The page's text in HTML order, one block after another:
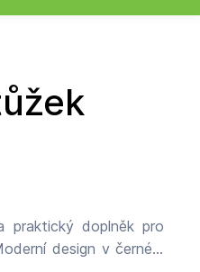
praktický doplněk pro
design v černém